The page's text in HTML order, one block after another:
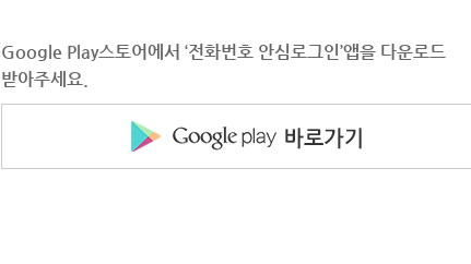
Google Play스토어에서 ‘전화번호 안심로그인’앱을 다운로드
받아주세요.